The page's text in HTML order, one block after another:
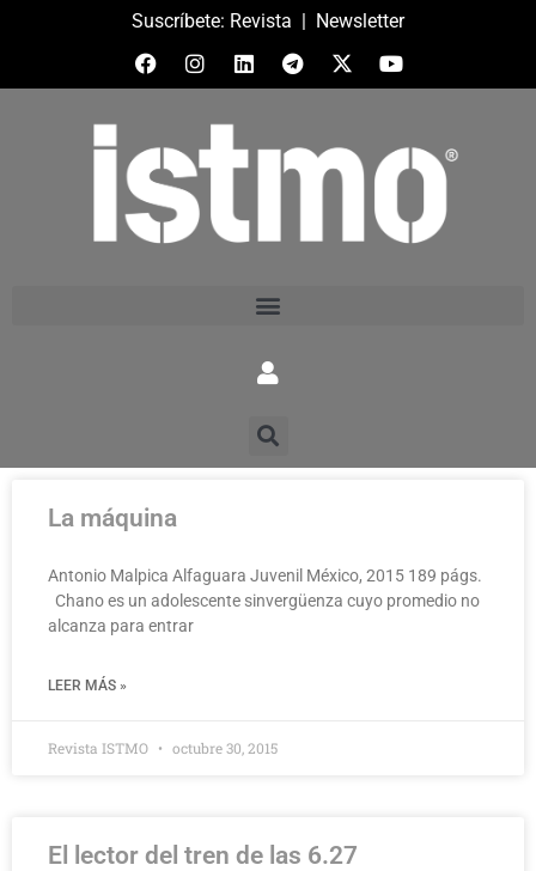
Suscríbete: Revista | Newsletter
La máquina
Antonio Malpica Alfaguara Juvenil México, 2015 189 págs.
Chano es un adolescente sinvergüenza cuyo promedio no
alcanza para entrar
LEER MÁS »
Revista ISTMO octubre 30, 2015
El lector del tren de las 6.27